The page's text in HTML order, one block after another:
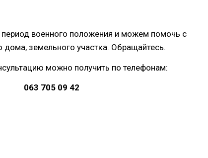
военного положения и можем помочь с
дома, земельного участка. Обращайтесь.
можно получить по телефонам:
063 705 09 42